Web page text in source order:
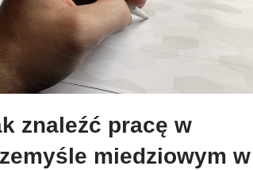
znaleźć pracę w
miedziowym w